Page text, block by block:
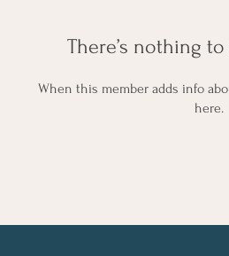
There’s nothing
When this member adds info
here.